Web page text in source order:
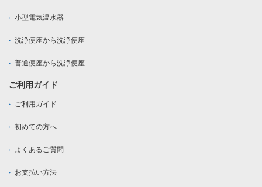
小型電気温水器
洗浄便座から洗浄便座
普通便座から洗浄便座
ご利用ガイド
ご利用ガイド
初めての方へ
よくあるご質問
お支払い方法